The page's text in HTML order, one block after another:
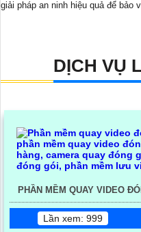
giải pháp an ninh hiệu quả để bảo
DỊCH VỤ
PHẦN MỀM QUAY VIDEO
Lần xem: 999